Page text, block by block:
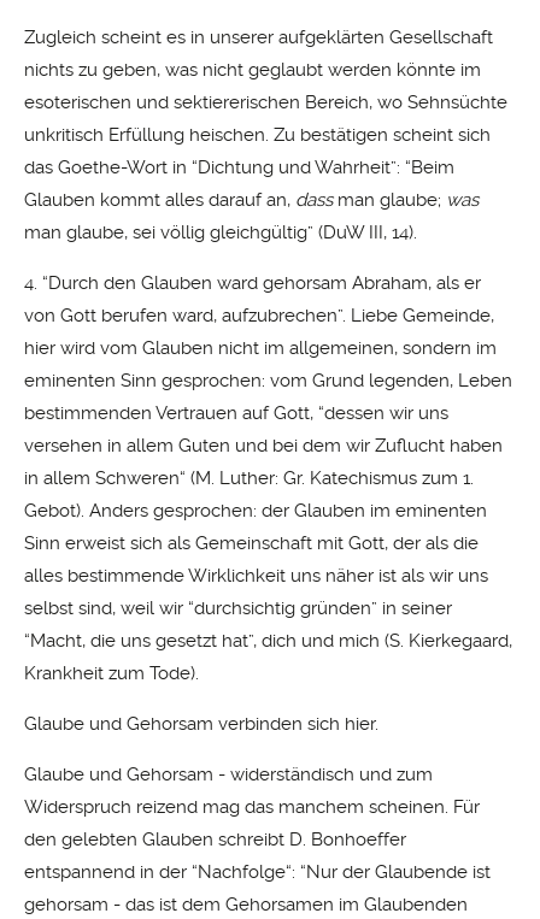
Zugleich scheint es in unserer aufgeklärten Gesellschaft
nichts zu geben, was nicht geglaubt werden könnte im
esoterischen und sektiererischen Bereich, wo Sehnsüchte
unkritisch Erfüllung heischen. Zu bestätigen scheint sich
das Goethe-Wort in “Dichtung und Wahrheit”: “Beim
Glauben kommt alles darauf an, dassman glaube; was
man glaube, sei völlig gleichgültig” (DuW III, 14).
4. “Durch den Glauben ward gehorsam Abraham, als er
von Gott berufen ward, aufzubrechen”. Liebe Gemeinde,
hier wird vom Glauben nicht im allgemeinen, sondern im
eminenten Sinn gesprochen: vom Grund legenden, Leben
bestimmenden Vertrauen auf Gott, “dessen wir uns
versehen in allem Guten und bei dem wir Zuflucht haben
in allem Schweren“ (M. Luther: Gr. Katechismus zum 1.
Gebot). Anders gesprochen: der Glauben im eminenten
Sinn erweist sich als Gemeinschaft mit Gott, der als die
alles bestimmende Wirklichkeit uns näher ist als wir uns
selbst sind, weil wir “durchsichtig gründen” in seiner
“Macht, die uns gesetzt hat”, dich und mich (S. Kierkegaard,
Krankheit zum Tode).
Glaube und Gehorsam verbinden sich hier.
Glaube und Gehorsam - widerständisch und zum
Widerspruch reizend mag das manchem scheinen. Für
den gelebten Glauben schreibt D. Bonhoeffer
entspannend in der “Nachfolge“: “Nur der Glaubende ist
gehorsam - das ist dem Gehorsamen im Glaubenden